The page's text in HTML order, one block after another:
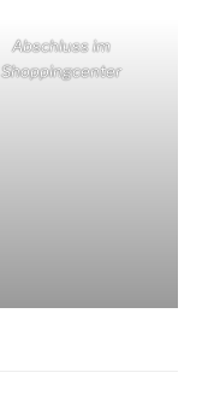
Abschluss im
Shoppingcenter